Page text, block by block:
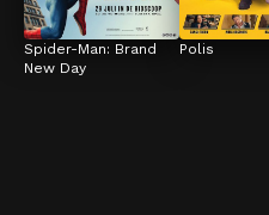
Spider-Man: Brand
New Day
Polis